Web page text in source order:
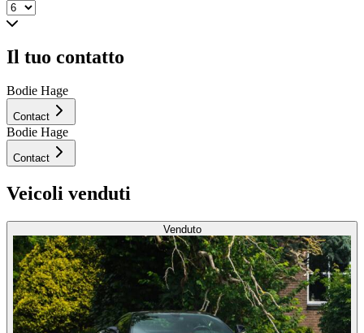
Il tuo contatto
Bodie Hage
Contact
Bodie Hage
Contact
Veicoli venduti
Venduto